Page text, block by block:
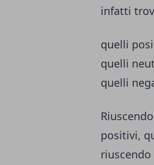
infatti
quelli
quelli
quelli
positivi,